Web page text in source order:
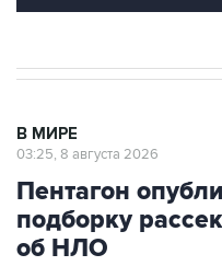
В МИРЕ
03:25, 8 августа 2026
Пентагон
подборку
об НЛО